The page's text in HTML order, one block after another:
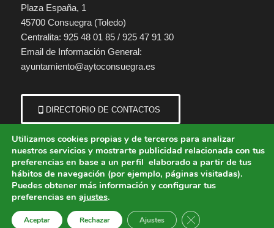
Plaza España, 1
45700 Consuegra (Toledo)
Centralita: 925 48 01 85 / 925 47 91 30
Email de Información General:
ayuntamiento@aytoconsuegra.es
DIRECTORIO DE CONTACTOS
© Copyright - Ayuntamiento de Consuegra (Toledo) | Portal municipal.
Aviso Legal Política de Cookies
Política de Privacidad
Utilizamos cookies propias y de terceros para analizar
nuestros servicios y mostrarte publicidad relacionada con tus
preferencias en base a un perfil elaborado a partir de tus
hábitos de navegación (por ejemplo, páginas visitadas).
Puedes obtener más información y configurar tus
preferencias en ajustes.
Aceptar Rechazar Ajustes Cerrar el banner de